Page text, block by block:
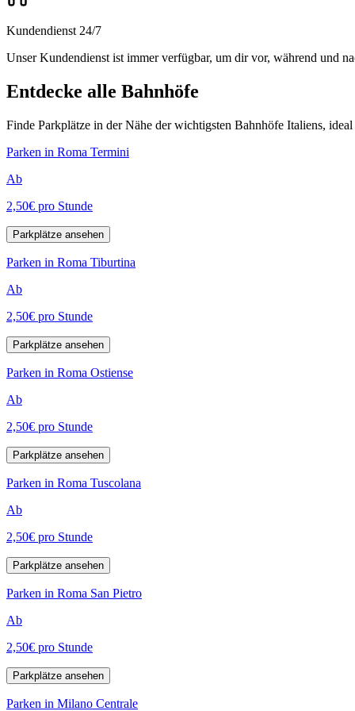
Kundendienst 24/7
Unser Kundendienst ist immer verfügbar, um dir vor, während und
Entdecke alle Bahnhöfe
Finde Parkplätze in der Nähe der wichtigsten Bahnhöfe Italiens,
Parken in Roma Termini
Ab
2,50€ pro Stunde
Parkplätze ansehen
Parken in Roma Tiburtina
Ab
2,50€ pro Stunde
Parkplätze ansehen
Parken in Roma Ostiense
Ab
2,50€ pro Stunde
Parkplätze ansehen
Parken in Roma Tuscolana
Ab
2,50€ pro Stunde
Parkplätze ansehen
Parken in Roma San Pietro
Ab
2,50€ pro Stunde
Parkplätze ansehen
Parken in Milano Centrale